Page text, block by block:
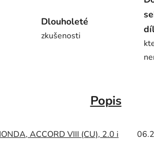
Dlouholeté
zkušenosti
Popis
ACCORD VIII (CU), 2.0 i